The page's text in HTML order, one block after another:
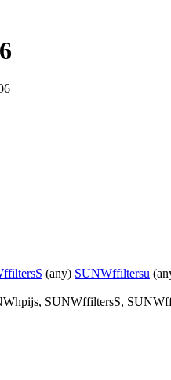
(any) SUNWffiltersu
SUNWffiltersS,